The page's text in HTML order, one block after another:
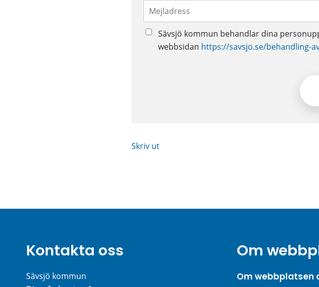
Sävsjö kommun behandlar dina
webbsidan https://savsjo.se/behandling-
Skriv ut
Kontakta oss
Sävsjö kommun
Om
Om webbplatsen